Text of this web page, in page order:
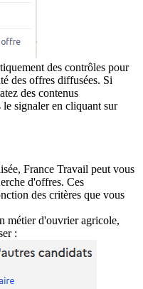
des contrôles pour
des offres diffusées. Si
des contenus
signaler en cliquant sur
France Travail peut vous
d'offres. Ces
des critères que vous
métier d'ouvrier agricole,
: